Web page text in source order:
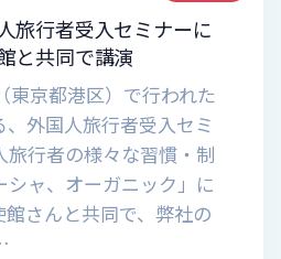
旅行者受入セミナーに
と共同で講演
東京都港区）で行われた
外国人旅行者受入セミ
旅行者の様々な習慣・制
ャ、オーガニック」に
さんと共同で、弊社の